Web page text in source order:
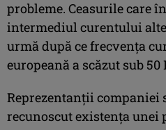
probleme. Ceasurile care
intermediul curentului
urmă după ce frecvenţa
europeană a scăzut sub 50
Reprezentanţii companiei
recunoscut existenţa unei